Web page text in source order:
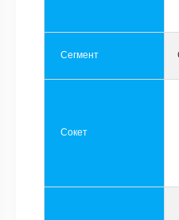
Сегмент
Сокет